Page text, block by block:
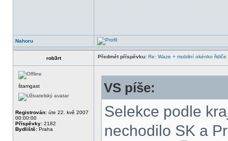
Nahoru
rob3rt Předmět příspěvku: Re: Waze + mobilní okénko řidiče
štamgast
Registrován: úte 22. kvě 2007
00:00:00
Příspěvky: 2182
Bydliště: Praha
VS píše:
Selekce podle
nechodilo SK a